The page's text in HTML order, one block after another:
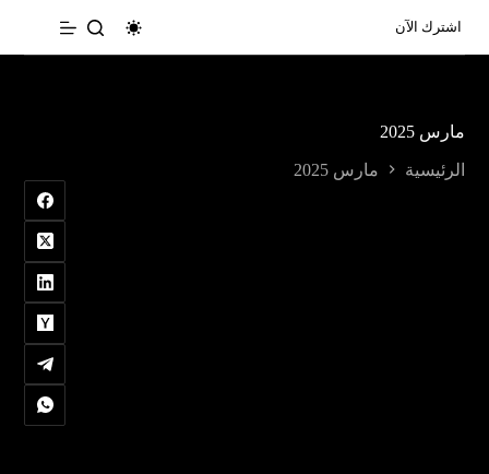
المحتوى
اشترك الآن
مارس 2025
الرئيسية مارس 2025